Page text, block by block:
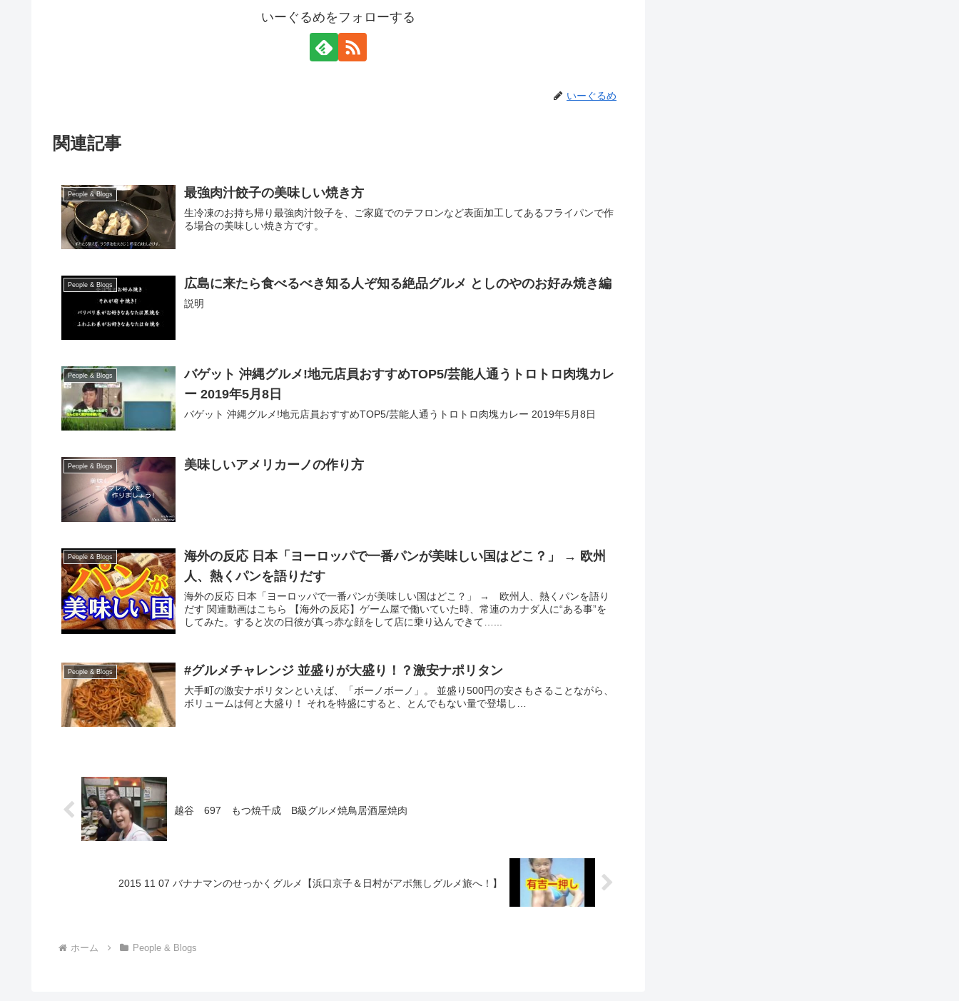
いーぐるめをフォローする
いーぐるめ
関連記事
People & Blogs 最強肉汁餃子の美味しい焼き方
生冷凍のお持ち帰り最強肉汁餃子を、ご家庭でのテフロンなど表面加工してあるフライパンで作
る場合の美味しい焼き方です。
People & Blogs 広島に来たら食べるべき知る人ぞ知る絶品グルメ としのやのお好み焼き編
説明
People & Blogs
バゲット 沖縄グルメ!地元店員おすすめTOP5/芸能人通うトロトロ肉塊カレ
ー 2019年5月8日
バゲット 沖縄グルメ!地元店員おすすめTOP5/芸能人通うトロトロ肉塊カレー 2019年5月8日
People & Blogs 美味しいアメリカーノの作り方
People & Blogs
海外の反応 日本「ヨーロッパで一番パンが美味しい国はどこ？」 → 欧州
人、熱くパンを語りだす
海外の反応 日本「ヨーロッパで一番パンが美味しい国はどこ？」 → 欧州人、熱くパンを語り
だす 関連動画はこちら 【海外の反応】ゲーム屋で働いていた時、常連のカナダ人に“ある事”を
してみた。すると次の日彼が真っ赤な顔をして店に乗り込んできて…...
People & Blogs #グルメチャレンジ 並盛りが大盛り！？激安ナポリタン
大手町の激安ナポリタンといえば、「ボーノボーノ」。 並盛り500円の安さもさることながら、
ボリュームは何と大盛り！ それを特盛にすると、とんでもない量で登場し…
越谷 697 もつ焼千成 B級グルメ焼鳥居酒屋焼肉
2015 11 07 バナナマンのせっかくグルメ【浜口京子＆日村がアポ無しグルメ旅へ！】
ホーム People & Blogs